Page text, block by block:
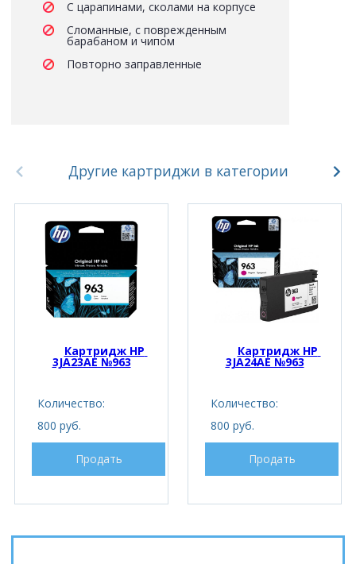
С царапинами, сколами на корпусе
Сломанные, с поврежденным
барабаном и чипом
Повторно заправленные
Другие картриджи в категории
Картридж HP
3JA23AE №963
Количество:
800 руб.
Продать
Картридж HP
3JA24AE №963
Количество:
800 руб.
Продать